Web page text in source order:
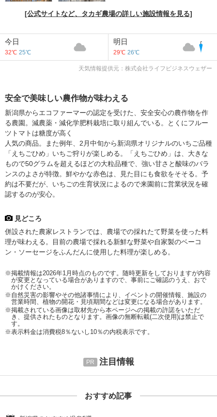
[公式サイトなど、タカギ農場の詳しい施設情報を見る]
今日
32℃ 25℃
明日
29℃ 26℃
天気情報提供元：株式会社ライフビジネスウェザー
安全で美味しい農作物が味わえる
新潟県からエコファーマーの認定を受けた、安全安心の農作物を作
る農園。減農薬・減化学肥料栽培に取り組んでいる。とくにフルー
ツトマトは糖度が高く
人気の商品。また例年、2月中旬から新潟県オリジナルのいちご品種
「えちごひめ」いちご狩りが楽しめる。「えちごひめ」は、大きな
もので50グラムを超えるほどの大粒品種で、強い甘さと酸味のバラ
ンスのよさが特徴。鮮やかな赤色は、見た目にも食欲をそそる。予
約は不要だが、いちごの生育状況によるので来園前に営業状況を確
認するのが安心。
見どころ
併設された農家レストランでは、農場での採れたて野菜を使った料
理が味わえる。目前の農場で採れる新鮮な野菜や自家製のベーコ
ン・ソーセージをふんだんに使用した料理が楽しめる。
※掲載情報は2026年1月時点のものです。随時更新をしておりますが内容
が変更となっている場合がありますので、事前にご確認のうえ、おで
かけください。
※自然災害の影響やその他諸事情により、イベントの開催情報、施設の
営業時間、植物の開花・見頃期間などは変更になる場合があります。
※掲載されている画像は取材先から本ページへの掲載の許諾をいただ
き、提供されたものとなります。画像の無断転載(二次使用)は禁止で
す。
※表示料金は消費税8％ないし10％の内税表示です。
注目情報
おすすめ記事